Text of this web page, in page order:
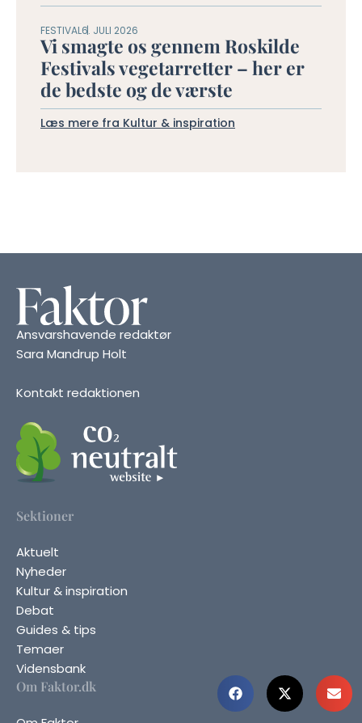
FESTIVAL6. JULI 2026
Vi smagte os gennem Roskilde
Festivals vegetarretter – her er
de bedste og de værste
Læs mere fra Kultur & inspiration
Ansvarshavende redaktør
Sara Mandrup Holt
Kontakt redaktionen
Sektioner
Aktuelt
Nyheder
Kultur & inspiration
Debat
Guides & tips
Temaer
Vidensbank
Om Faktor.dk